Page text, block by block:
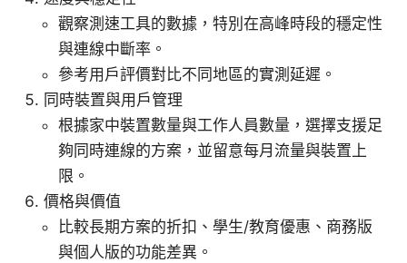
觀察測速工具的數據，特別在高峰時段的穩定性
與連線中斷率。
參考用戶評價對比不同地區的實測延遲。
同時裝置與用戶管理
根據家中裝置數量與工作人員數量，選擇支援足
夠同時連線的方案，並留意每月流量與裝置上
限。
價格與價值
比較長期方案的折扣、學生/教育優惠、商務版
與個人版的功能差異。